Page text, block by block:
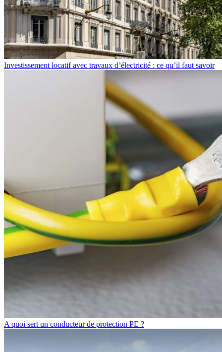
Investissement locatif avec travaux d’électricité : ce qu’il faut savoir
A quoi sert un conducteur de protection PE ?